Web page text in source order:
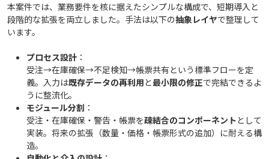
本案件では、業務要件を核に据えたシンプルな構成で、短期導入と
段階的な拡張を両立しました。手法は以下の抽象レイヤで整理して
います。
プロセス設計 ：
受注→在庫確保→不足検知→帳票共有という標準フローを定
義。入力は既存データの再利用と最小限の修正で完結できるよ
うに整流化。
モジュール分割 ：
受注・在庫確保・警告・帳票を疎結合のコンポーネントとして
実装。将来の拡張（数量・価格・帳票形式の追加）に耐える構
造。